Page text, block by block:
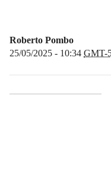
Roberto Pombo
25/05/2025 - 10:34 GMT-